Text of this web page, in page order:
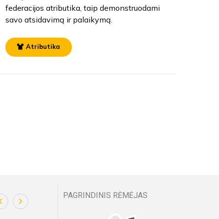
federacijos atributika, taip demonstruodami
savo atsidavimą ir palaikymą.
Atributika
PAGRINDINIS RĖMĖJAS